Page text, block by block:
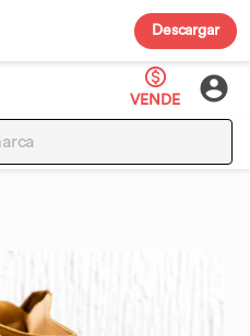
Descargar
VENDE